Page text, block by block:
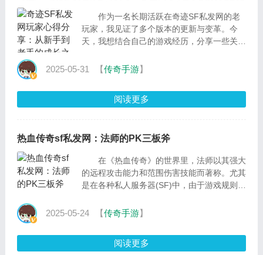
作为一名长期活跃在奇迹SF私发网的老
玩家，我见证了多个版本的更新与变革。今
天，我想结合自己的游戏经历，分享一些关于
的心得体会
2025-05-31 【传奇手游】
阅读更多
热血传奇sf私发网：法师的PK三板斧
在《热血传奇》的世界里，法师以其强大
的远程攻击能力和范围伤害技能而著称。尤其
是在各种私人服务器(SF)中，由于游戏规则和
现尤为
2025-05-24 【传奇手游】
阅读更多